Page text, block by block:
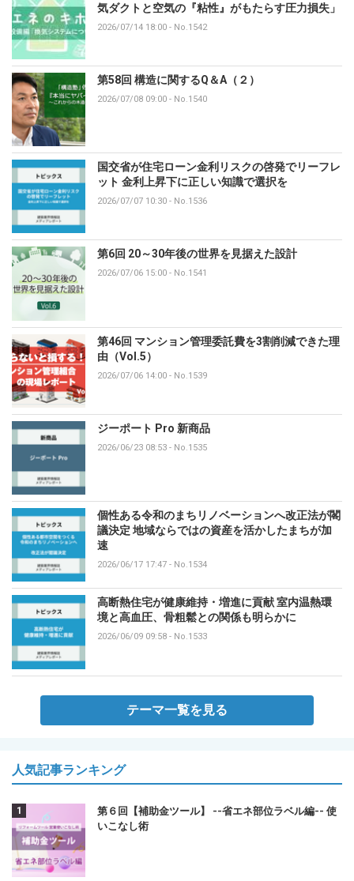
気ダクトと空気の『粘性』がもたらす圧力損失」
2026/07/14 18:00 - No.1542
第58回 構造に関するQ＆A（２）
2026/07/08 09:00 - No.1540
国交省が住宅ローン金利リスクの啓発でリーフレ
ット 金利上昇下に正しい知識で選択を
2026/07/07 10:30 - No.1536
第6回 20～30年後の世界を見据えた設計
2026/07/06 15:00 - No.1541
第46回 マンション管理委託費を3割削減できた理
由（Vol.5）
2026/07/06 14:00 - No.1539
ジーポート Pro 新商品
2026/06/23 08:53 - No.1535
個性ある令和のまちリノベーションへ改正法が閣
議決定 地域ならではの資産を活かしたまちが加
速
2026/06/17 17:47 - No.1534
高断熱住宅が健康維持・増進に貢献 室内温熱環
境と高血圧、骨粗鬆との関係も明らかに
2026/06/09 09:58 - No.1533
テーマ一覧を見る
人気記事ランキング
第６回【補助金ツール】 --省エネ部位ラベル編-- 使
いこなし術